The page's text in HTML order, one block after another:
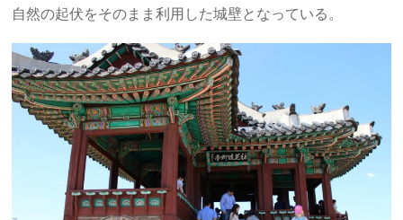
自然の起伏をそのまま利用した城壁となっている。